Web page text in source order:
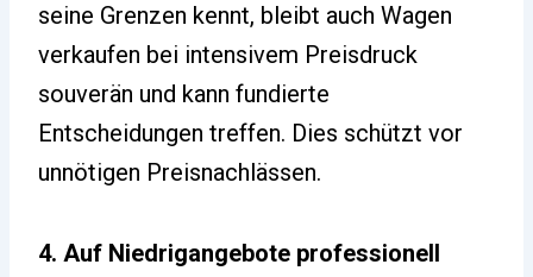
seine Grenzen kennt, bleibt auch Wagen
verkaufen bei intensivem Preisdruck
souverän und kann fundierte
Entscheidungen treffen. Dies schützt vor
unnötigen Preisnachlässen.
4. Auf Niedrigangebote professionell